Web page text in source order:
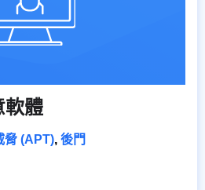
軟體
脅 (APT), 後門